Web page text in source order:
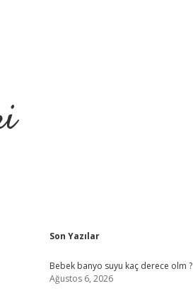
Sidebar
Son Yazılar
Bebek banyo suyu kaç derece olm ?
Ağustos 6, 2026